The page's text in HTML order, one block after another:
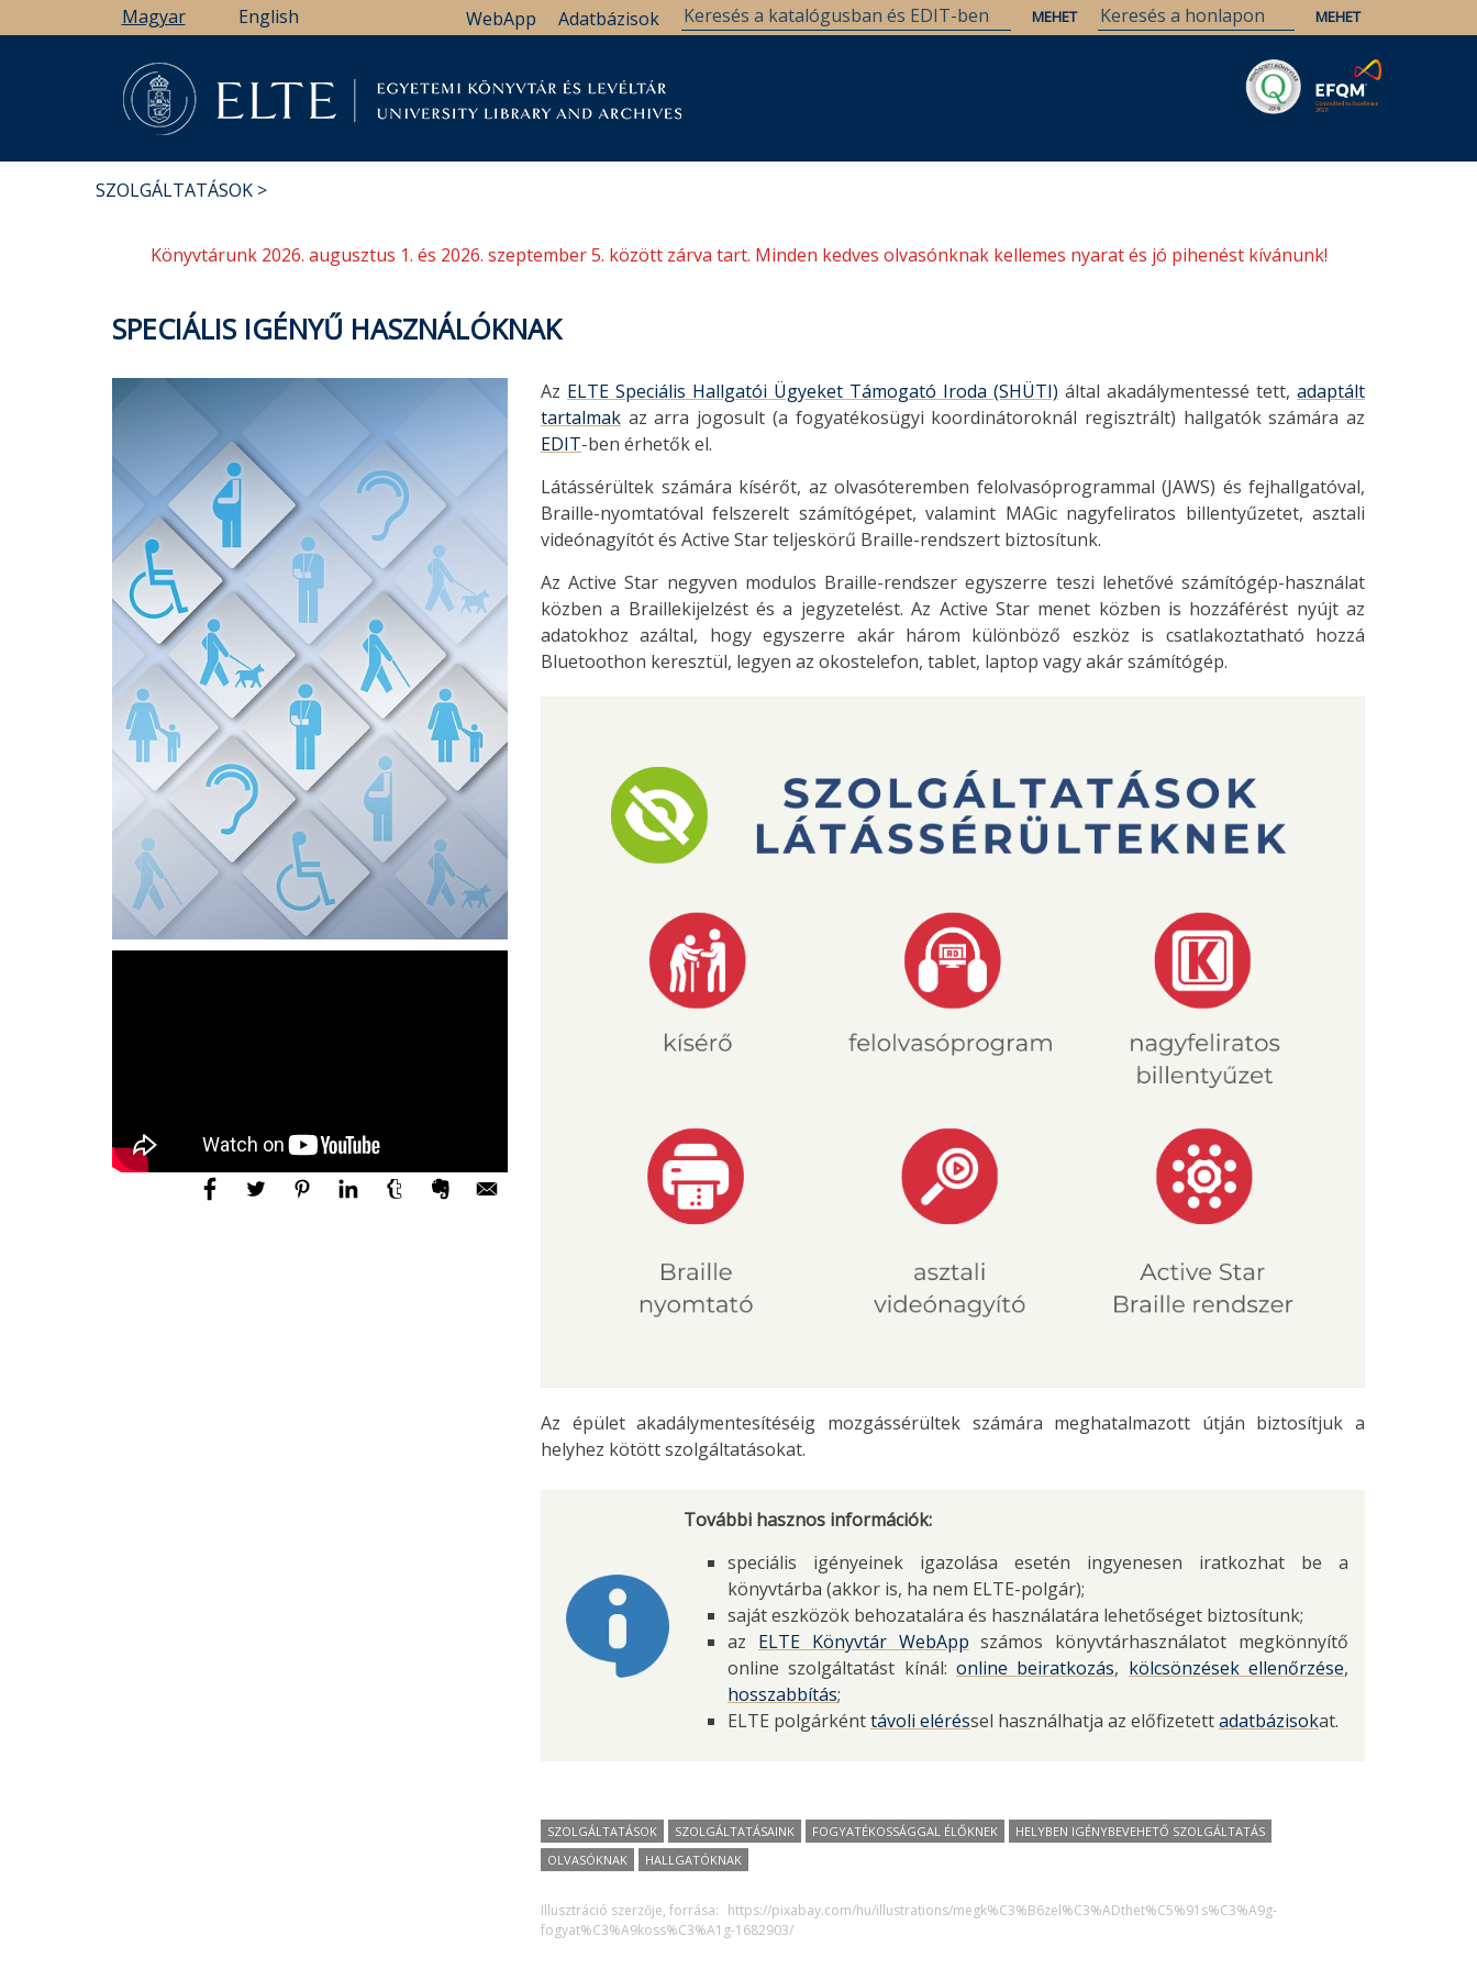
a
Magyar English Adatbázisok
WebApp
SZOLGÁLTATÁSOK
Könyvtárunk 2026. augusztus 1. és 2026. szeptember 5. között zárva tart. Minden kedves olvasónknak kellemes nyarat és jó pihenést kívánunk!
SPECIÁLIS IGÉNYŰ HASZNÁLÓKNAK
Az ELTE Speciális Hallgatói Ügyeket Támogató Iroda (SHÜTI) által akadálymentessé tett, adaptált
tartalmak az arra jogosult (a fogyatékosügyi koordinátoroknál regisztrált) hallgatók számára az
EDIT-ben érhetők el.
Látássérültek számára kísérőt, az olvasóteremben felolvasóprogrammal (JAWS) és fejhallgatóval,
Braille-nyomtatóval felszerelt számítógépet, valamint MAGic nagyfeliratos billentyűzetet, asztali
videónagyítót és Active Star teljeskörű Braille-rendszert biztosítunk.
Az Active Star negyven modulos Braille-rendszer egyszerre teszi lehetővé számítógép-használat
közben a Braillekijelzést és a jegyzetelést. Az Active Star menet közben is hozzáférést nyújt az
adatokhoz azáltal, hogy egyszerre akár három különböző eszköz is csatlakoztatható hozzá
Bluetoothon keresztül, legyen az okostelefon, tablet, laptop vagy akár számítógép.
Az épület akadálymentesítéséig mozgássérültek számára meghatalmazott útján biztosítjuk a
helyhez kötött szolgáltatásokat.
További hasznos információk:
speciális igényeinek igazolása esetén ingyenesen iratkozhat be a
könyvtárba (akkor is, ha nem ELTE-polgár);
saját eszközök behozatalára és használatára lehetőséget biztosítunk;
az ELTE Könyvtár WebApp számos könyvtárhasználatot megkönnyítő
online szolgáltatást kínál: online beiratkozás, kölcsönzések ellenőrzése,
hosszabbítás;
ELTE polgárkénttávoli eléréssel használhatja az előfizetettadatbázisokat.
SZOLGÁLTATÁSOK SZOLGÁLTATÁSAINK FOGYATÉKOSSÁGGAL ÉLŐKNEK
HELYBEN IGÉNYBEVEHETŐ SZOLGÁLTATÁS
OLVASÓKNAK
HALLGATÓKNAK
Illusztráció szerzője, forrása: https://pixabay.com/hu/illustrations/megk%C3%B6zel%C3%ADthet%C5%91s%C3%A9g-
fogyat%C3%A9koss%C3%A1g-1682903/